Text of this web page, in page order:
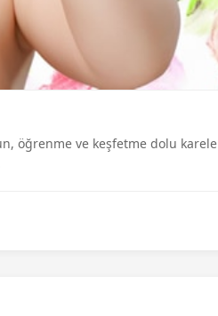
öğrenme ve keşfetme dolu